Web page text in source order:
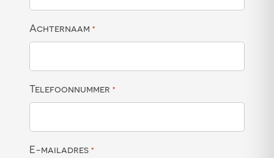
Achternaam *
Telefoonnummer *
E-mailadres *